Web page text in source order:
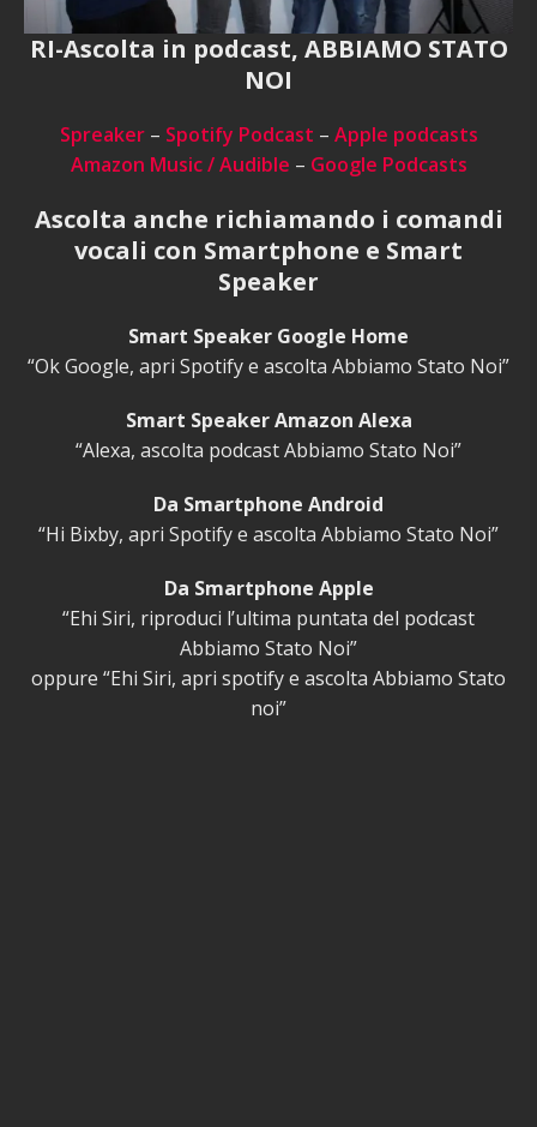
RI-Ascolta in podcast, ABBIAMO STATO
NOI
Spreaker– Spotify Podcast – Apple podcasts
Amazon Music / Audible – Google Podcasts
Ascolta anche richiamando i comandi
vocali con Smartphone e Smart
Speaker
Smart Speaker Google Home
“Ok Google, apri Spotify e ascolta Abbiamo Stato Noi”
Smart Speaker Amazon Alexa
“Alexa, ascolta podcast Abbiamo Stato Noi”
Da Smartphone Android
“Hi Bixby, apri Spotify e ascolta Abbiamo Stato Noi”
Da Smartphone Apple
“Ehi Siri, riproduci l’ultima puntata del podcast
Abbiamo Stato Noi”
oppure “Ehi Siri, apri spotify e ascolta Abbiamo Stato
noi”